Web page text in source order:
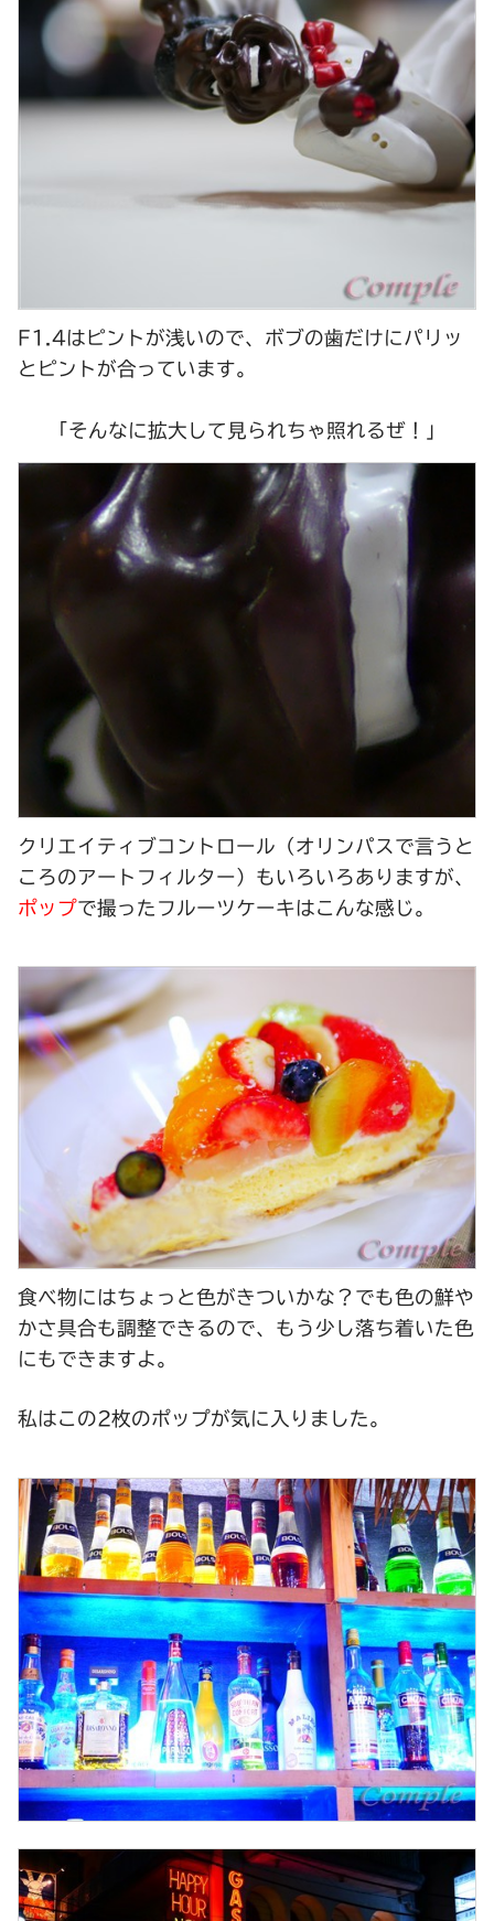
F1.4はピントが浅いので、ボブの歯だけにパリッ
とピントが合っています。
「そんなに拡大して見られちゃ照れるぜ！」
クリエイティブコントロール （オリンパスで言うと
ころのアートフィルター）もいろいろありますが、
ポップで撮ったフルーツケーキはこんな感じ。
食べ物にはちょっと色がきついかな？でも色の鮮や
かさ具合も調整できるので、もう少し落ち着いた色
にもできますよ。
私はこの2枚のポップが気に入りました。